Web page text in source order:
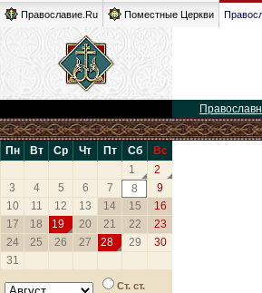
Православие.Ru Поместные Церкви
Пн Вт Ср Чт Пт Сб
Вс
1
2
3
4 5 6 7 8
9
10
11 12 13 14 15
16
17
18 19 20 21 22
23
24
25 26 27 28 29
30
31
Ст. ст.